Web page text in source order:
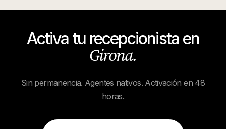
Activa tu recepcionista en
Girona.
Sin permanencia. Agentes nativos. Activación en 48
horas.